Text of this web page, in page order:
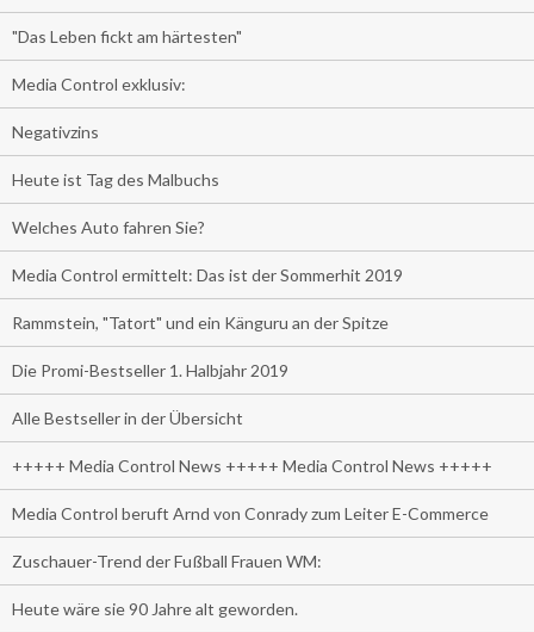
"Das Leben fickt am härtesten"
Media Control exklusiv:
Negativzins
Heute ist Tag des Malbuchs
Welches Auto fahren Sie?
Media Control ermittelt: Das ist der Sommerhit 2019
Rammstein, "Tatort" und ein Känguru an der Spitze
Die Promi-Bestseller 1. Halbjahr 2019
Alle Bestseller in der Übersicht
+++++ Media Control News +++++ Media Control News +++++
Media Control beruft Arnd von Conrady zum Leiter E-Commerce
Zuschauer-Trend der Fußball Frauen WM:
Heute wäre sie 90 Jahre alt geworden.